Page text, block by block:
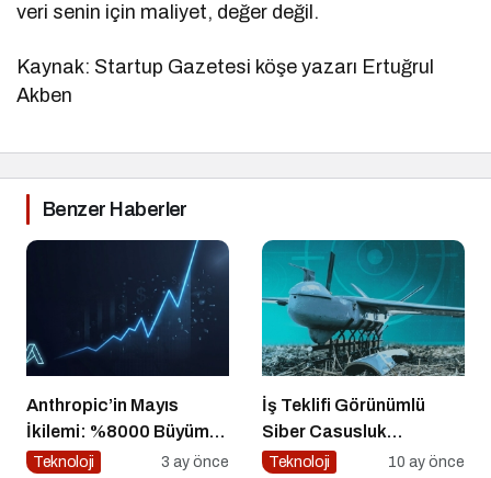
veri senin için maliyet, değer değil.
Kaynak: Startup Gazetesi köşe yazarı Ertuğrul
Akben
Benzer Haberler
Anthropic’in Mayıs
İkilemi: %8000 Büyüme
+ Kendini Geliştiren
Teknoloji 3 ay önce
İş Teklifi Görünümlü
Siber Casusluk
Operasyonu
Teknoloji 10 ay önce